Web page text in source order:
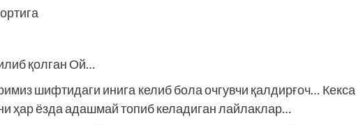
қолган Ой…
шифтидаги инига келиб бола очгувчи қалдирғоч… Кекса
ҳар ёзда адашмай топиб келадиган лайлаклар…